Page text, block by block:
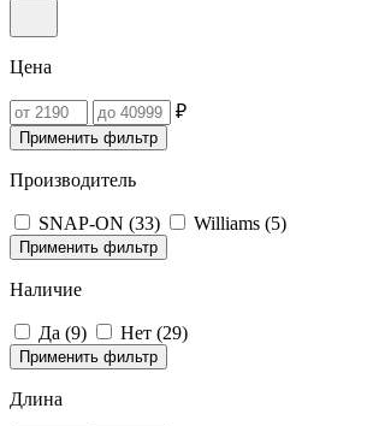
Цена
₽
Применить фильтр
Производитель
SNAP-ON (33) Williams (5)
Применить фильтр
Наличие
Да (9) Нет (29)
Применить фильтр
Длина